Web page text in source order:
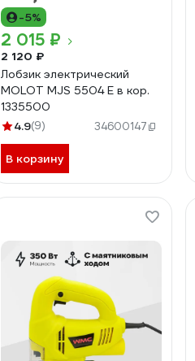
-5%
2 015 ₽
2 120 ₽
Лобзик электрический
MOLOT MJS 5504 E в кор.
1335500
4.9(9) 34600147
В корзину